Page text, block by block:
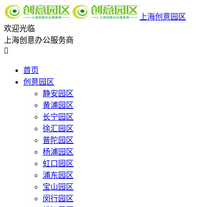
上海创意园区
欢迎光临
上海创意办公服务商

首页
创意园区
静安园区
黄浦园区
长宁园区
徐汇园区
普陀园区
杨浦园区
虹口园区
浦东园区
宝山园区
闵行园区